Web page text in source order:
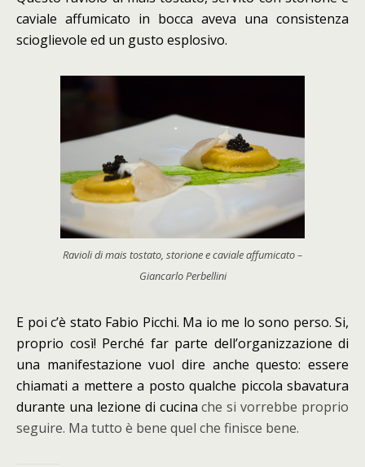
caviale affumicato in bocca aveva una consistenza
scioglievole ed un gusto esplosivo.
Ravioli di mais tostato, storione e caviale affumicato –
Giancarlo Perbellini
E poi c’è stato Fabio Picchi. Ma io me lo sono perso. Si,
proprio così! Perché far parte dell’organizzazione di
una manifestazione vuol dire anche questo: essere
chiamati a mettere a posto qualche piccola sbavatura
durante una lezione di cucina che si vorrebbe proprio
seguire. Ma tutto è bene quel che finisce bene.